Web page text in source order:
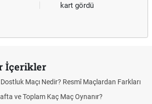
kart gördü
İçerikler
Dostluk Maçı Nedir? Resmî Maçlardan Farkları
ve Toplam Kaç Maç Oynanır?